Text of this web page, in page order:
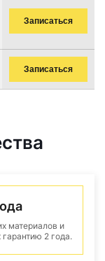
Записаться
Записаться
материалов и
2 года.